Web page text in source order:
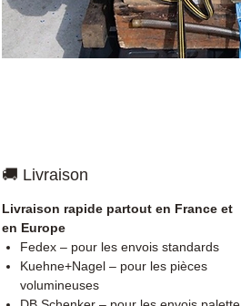
🚚 Livraison
Livraison rapide partout en France et
en Europe
Fedex – pour les envois standards
Kuehne+Nagel – pour les pièces
volumineuses